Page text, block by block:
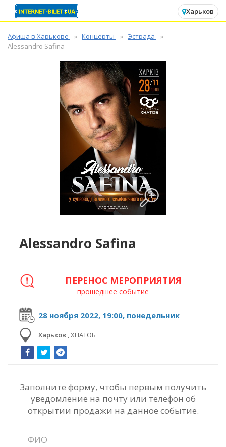
Харьков
Афиша в Харькове Концерты
Эстрада
Alessandro Safina
Alessandro Safina
28 ноября 2022, 19:00, понедельник
Харьков ХНАТОБ
ПЕРЕНОС МЕРОПРИЯТИЯ
прошедшее событие
Заполните форму, чтобы первым получить
уведомление на почту или телефон об
открытии продажи на данное событие.
ФИО